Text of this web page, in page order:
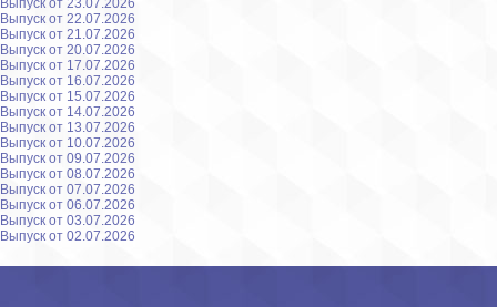
Выпуск от 23.07.2026
Выпуск от 22.07.2026
Выпуск от 21.07.2026
Выпуск от 20.07.2026
Выпуск от 17.07.2026
Выпуск от 16.07.2026
Выпуск от 15.07.2026
Выпуск от 14.07.2026
Выпуск от 13.07.2026
Выпуск от 10.07.2026
Выпуск от 09.07.2026
Выпуск от 08.07.2026
Выпуск от 07.07.2026
Выпуск от 06.07.2026
Выпуск от 03.07.2026
Выпуск от 02.07.2026